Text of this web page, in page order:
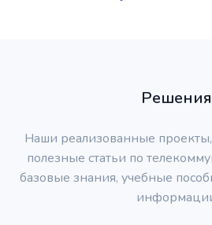
Решения
Наши реализованные
полезные статьи по
базовые знания, учебные